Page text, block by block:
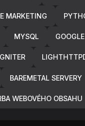
MARKETING
MYSQL
BAREMETAL SERVERY
WEBOVÉHO OBSAHU